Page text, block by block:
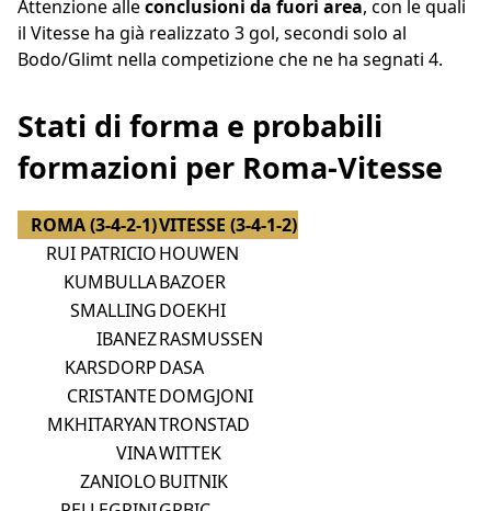
Attenzione alleconclusioni da fuori area, con le quali
il Vitesse ha già realizzato 3 gol, secondi solo al
Bodo/Glimt nella competizione che ne ha segnati 4.
Stati di forma e probabili
formazioni per Roma-Vitesse
ROMA (3-4-2-1)VITESSE (3-4-1-2)
RUI PATRICIOHOUWEN
KUMBULLABAZOER
SMALLINGDOEKHI
IBANEZRASMUSSEN
KARSDORPDASA
CRISTANTEDOMGJONI
MKHITARYANTRONSTAD
VINAWITTEK
ZANIOLOBUITNIK